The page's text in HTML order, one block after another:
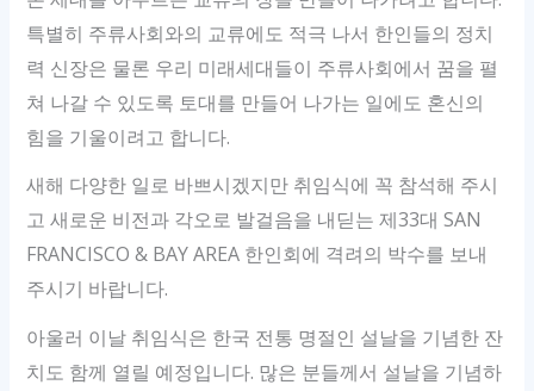
특별히 주류사회와의 교류에도 적극 나서 한인들의 정치
력 신장은 물론 우리 미래세대들이 주류사회에서 꿈을 펼
쳐 나갈 수 있도록 토대를 만들어 나가는 일에도 혼신의
힘을 기울이려고 합니다.
새해 다양한 일로 바쁘시겠지만 취임식에 꼭 참석해 주시
고 새로운 비전과 각오로 발걸음을 내딛는 제33대 SAN
FRANCISCO & BAY AREA 한인회에 격려의 박수를 보내
주시기 바랍니다.
아울러 이날 취임식은 한국 전통 명절인 설날을 기념한 잔
치도 함께 열릴 예정입니다. 많은 분들께서 설날을 기념하